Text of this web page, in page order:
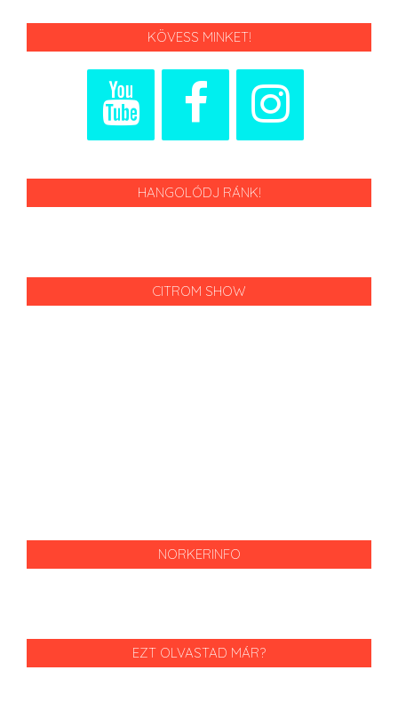
KÖVESS MINKET!
HANGOLÓDJ RÁNK!
CITROM SHOW
NORKERINFO
EZT OLVASTAD MÁR?